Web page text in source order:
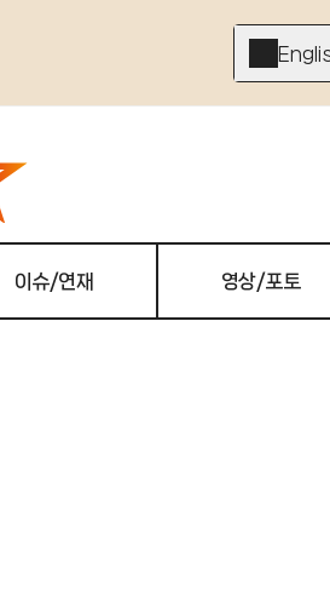
이슈/연재 영상/포토